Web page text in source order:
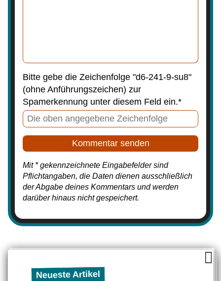
Bitte gebe die Zeichenfolge "d6-241-9-su8"
(ohne Anführungszeichen) zur
Spamerkennung unter diesem Feld ein.*
Mit * gekennzeichnete Eingabefelder sind
Pflichtangaben, die Daten dienen ausschließlich
der Abgabe deines Kommentars und werden
darüber hinaus nicht gespeichert.
Neueste Artikel